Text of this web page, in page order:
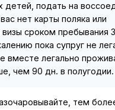
детей, подать на
нет карты поляка или
визы сроком пребывания
пока супруг не
вместе легально
чем 90 дн. в полугодии.
тем